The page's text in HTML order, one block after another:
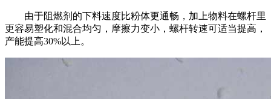
由于阻燃剂的下料速度比粉体更通畅，加上物料在螺杆里
更容易塑化和混合均匀，摩擦力变小，螺杆转速可适当提高，
产能提高30%以上。